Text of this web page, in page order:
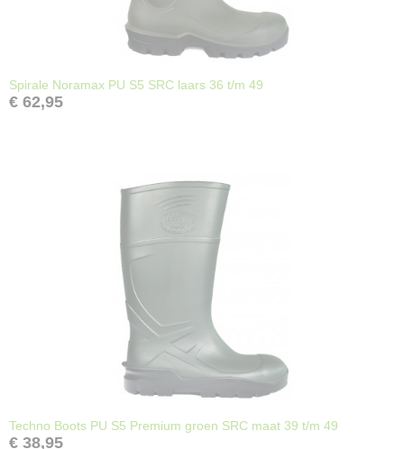
Spirale Noramax PU S5 SRC laars 36 t/m 49
€ 62,95
Techno Boots PU S5 Premium groen SRC maat 39 t/m 49
€ 38,95